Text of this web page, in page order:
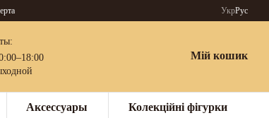
УкрРус
Мій кошик
Аксессуары Колекційні фігурки